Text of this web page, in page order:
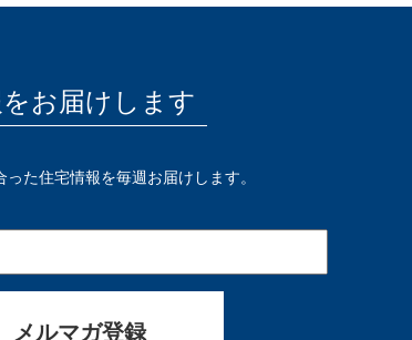
お届けします
た住宅情報を毎週お届けします。